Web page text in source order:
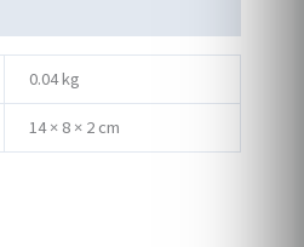
0.04 kg
14 × 8 × 2 cm